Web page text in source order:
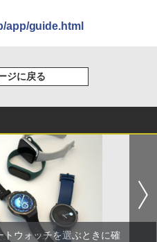
app/guide.html
ジに戻る
ウォッチを選ぶときに確